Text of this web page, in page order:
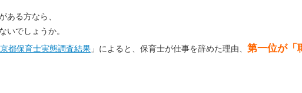
ある方なら、
いでしょうか。
都保育士実態調査結果 」によると、保育士が仕事を辞めた理由、 第一位が「